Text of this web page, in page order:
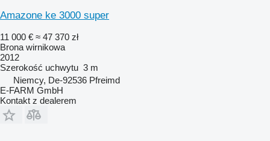
Amazone ke 3000 super
11 000 € ≈ 47 370 zł
Brona wirnikowa
2012
Szerokość uchwytu 3 m
Niemcy, De-92536 Pfreimd
E-FARM GmbH
Kontakt z dealerem